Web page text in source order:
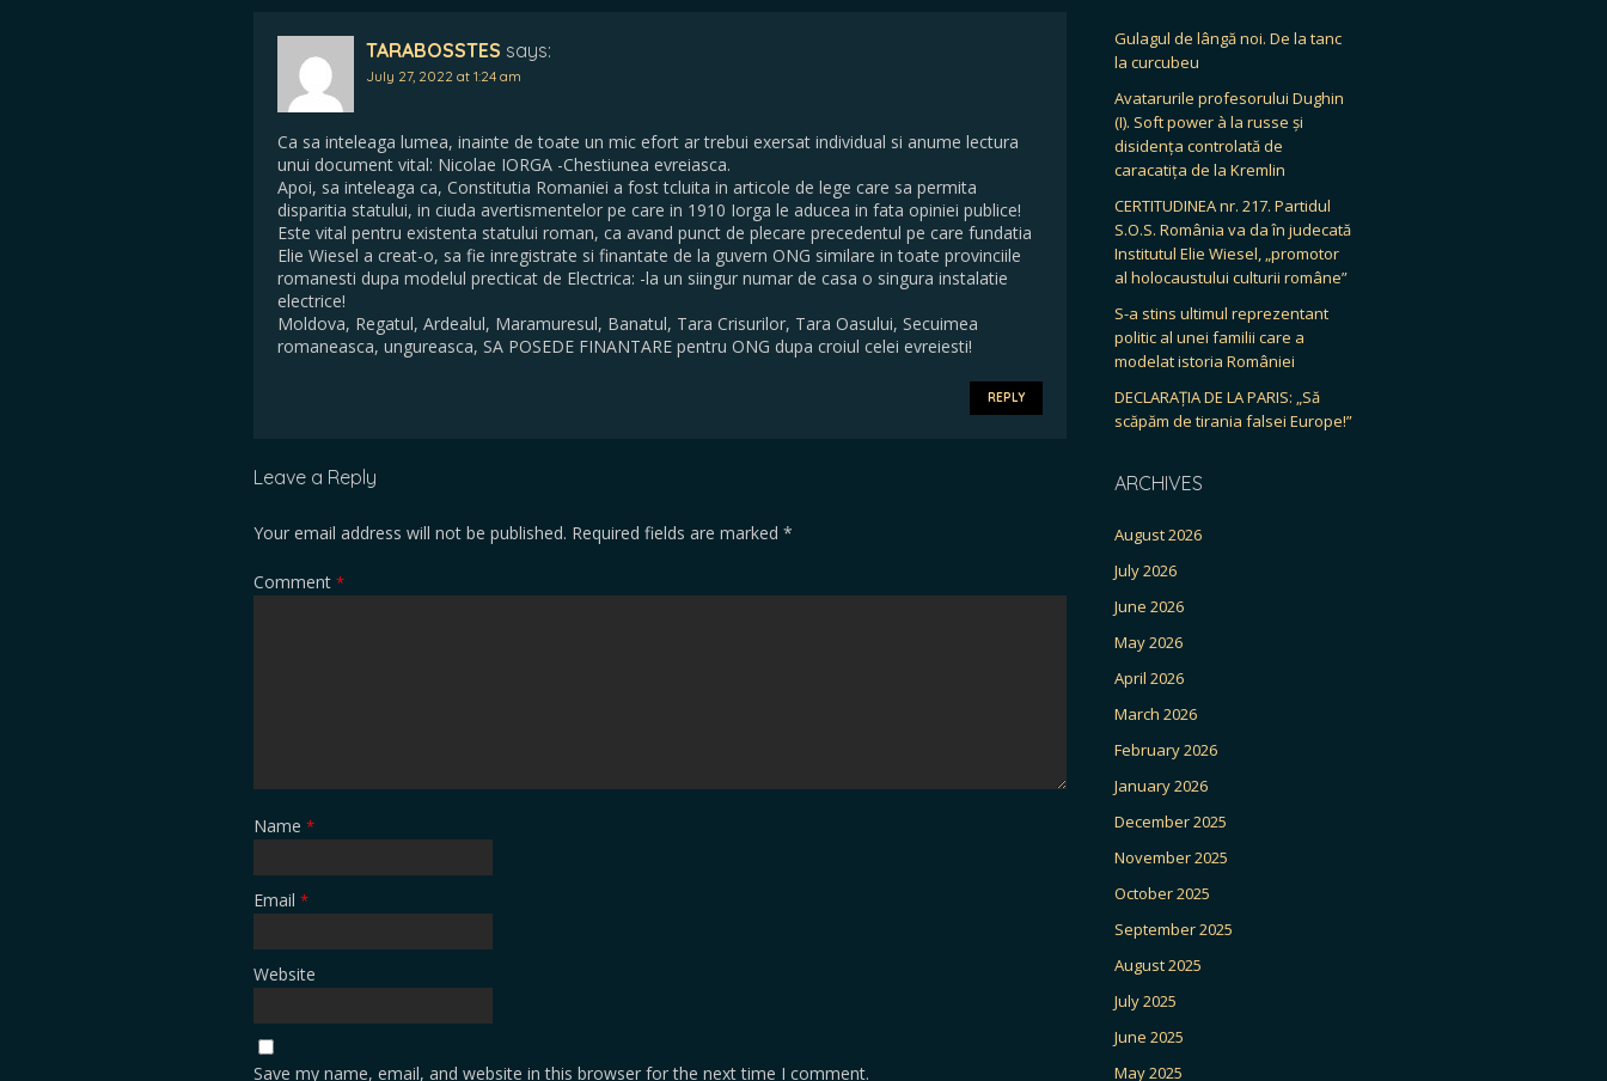
TARABOSSTES says:
July 27, 2022 at 1:24 am
Ca sa inteleaga lumea, inainte de toate un mic efort ar trebui exersat individual si anume lectura
unui document vital: Nicolae IORGA -Chestiunea evreiasca.
Apoi, sa inteleaga ca, Constitutia Romaniei a fost tcluita in articole de lege care sa permita
disparitia statului, in ciuda avertismentelor pe care in 1910 Iorga le aducea in fata opiniei publice!
Este vital pentru existenta statului roman, ca avand punct de plecare precedentul pe care fundatia
Elie Wiesel a creat-o, sa fie inregistrate si finantate de la guvern ONG similare in toate provinciile
romanesti dupa modelul precticat de Electrica: -la un siingur numar de casa o singura instalatie
electrice!
Moldova, Regatul, Ardealul, Maramuresul, Banatul, Tara Crisurilor, Tara Oasului, Secuimea
romaneasca, ungureasca, SA POSEDE FINANTARE pentru ONG dupa croiul celei evreiesti!
REPLY
Leave a Reply
Your email address will not be published. Required fields are marked *
Comment *
Name *
Email *
Website
Save my name, email, and website in this browser for the next time I comment.
Gulagul de lângă noi. De la tanc
la curcubeu
Avatarurile profesorului Dughin
(I). Soft power à la russe și
disidența controlată de
caracatița de la Kremlin
CERTITUDINEA nr. 217. Partidul
S.O.S. România va da în judecată
Institutul Elie Wiesel, „promotor
al holocaustului culturii române”
S-a stins ultimul reprezentant
politic al unei familii care a
modelat istoria României
DECLARAȚIA DE LA PARIS: „Să
scăpăm de tirania falsei Europe!”
ARCHIVES
August 2026
July 2026
June 2026
May 2026
April 2026
March 2026
February 2026
January 2026
December 2025
November 2025
October 2025
September 2025
August 2025
July 2025
June 2025
May 2025